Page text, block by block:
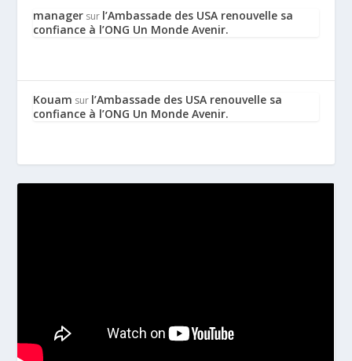
manager sur l’Ambassade des USA renouvelle sa
confiance à l’ONG Un Monde Avenir.
Kouam sur l’Ambassade des USA renouvelle sa
confiance à l’ONG Un Monde Avenir.